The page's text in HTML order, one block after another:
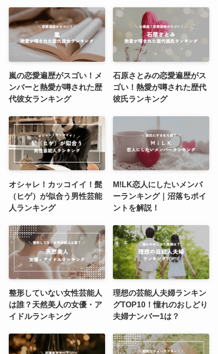
嵐の恋愛遍歴がスゴい！メ
ンバーと熱愛が噂された歴
代彼女ランキング
石原さとみの恋愛遍歴がス
ゴい！熱愛が噂された歴代
彼氏ランキング
オシャレ！カッコイイ！髭
（ヒゲ）が似合う男性芸能
人ランキング
M!LK恋人にしたいメンバ
ーランキング｜沼落ちポイ
ントを解説！
整形していない女性芸能人
は誰？天然美人の女優・ア
イドルランキング
理想の芸能人夫婦ランキン
グTOP10！憧れのおしどり
夫婦ナンバー1は？